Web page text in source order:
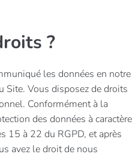
?
les données en notre
Site. Vous disposez de droits
Conformément à la
des données à caractère
15 à 22 du RGPD, et après
avez le droit de nous